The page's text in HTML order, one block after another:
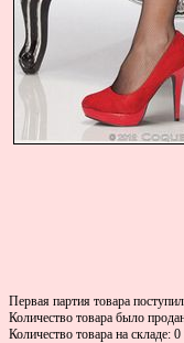
Первая партия товара
Количество товара было
Количество товара на складе: